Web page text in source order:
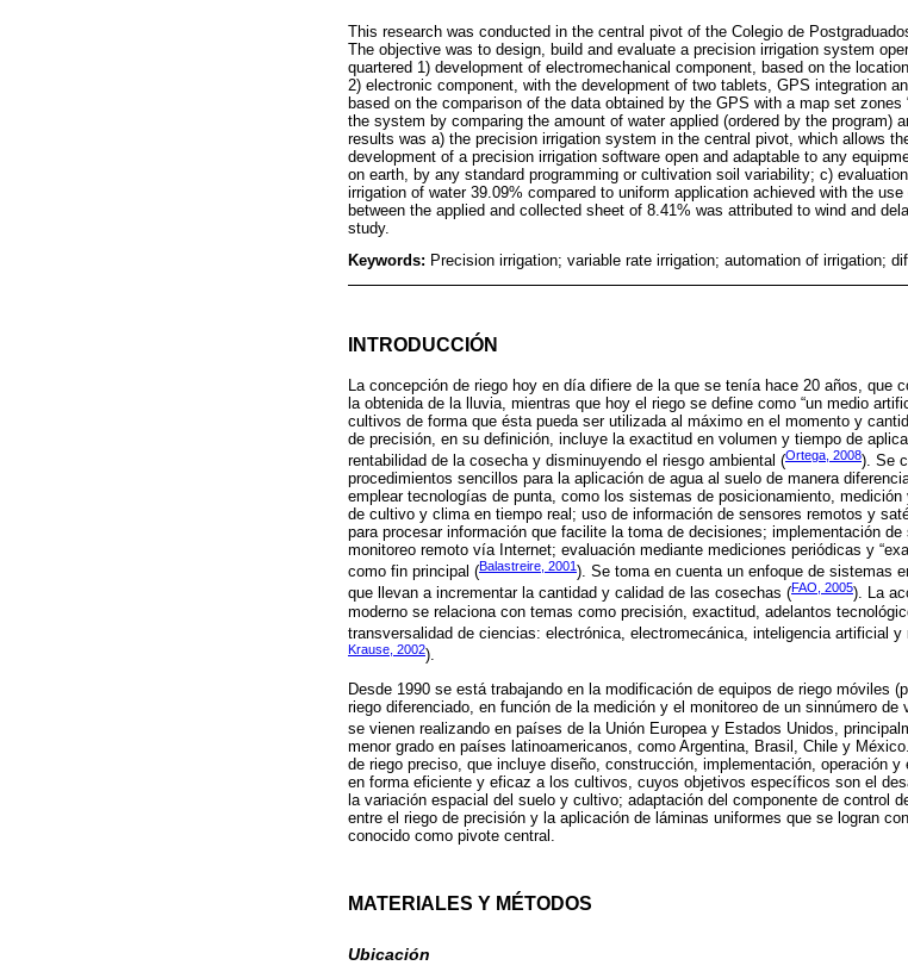
This research was conducted in the central pivot of the Colegio de
The objective was to design, build and evaluate a precision irrigation system
quartered 1) development of electromechanical component, based on the
2) electronic component, with the development of two tablets, GPS integration
based on the comparison of the data obtained by the GPS with a map set zones
the system by comparing the amount of water applied (ordered by the program)
results was a) the precision irrigation system in the central pivot, which allows
development of a precision irrigation software open and adaptable to any
on earth, by any standard programming or cultivation soil variability; c)
irrigation of water 39.09% compared to uniform application achieved with the
between the applied and collected sheet of 8.41% was attributed to wind and
study.
Keywords: Precision irrigation; variable rate irrigation; automation of irrigation;
INTRODUCCIÓN
La concepción de riego hoy en día difiere de la que se tenía hace 20 años, que
la obtenida de la lluvia, mientras que hoy el riego se define como “un medio
cultivos de forma que ésta pueda ser utilizada al máximo en el momento y
de precisión, en su definición, incluye la exactitud en volumen y tiempo de
rentabilidad de la cosecha y disminuyendo el riesgo ambiental (Ortega, 2008). Se
procedimientos sencillos para la aplicación de agua al suelo de manera
emplear tecnologías de punta, como los sistemas de posicionamiento,
de cultivo y clima en tiempo real; uso de información de sensores remotos y
para procesar información que facilite la toma de decisiones; implementación
monitoreo remoto vía Internet; evaluación mediante mediciones periódicas y
como fin principal (Balastreire, 2001). Se toma en cuenta un enfoque de sistemas
que llevan a incrementar la cantidad y calidad de las cosechas (FAO, 2005). La
moderno se relaciona con temas como precisión, exactitud, adelantos
transversalidad de ciencias: electrónica, electromecánica, inteligencia artificial y
Krause, 2002).
Desde 1990 se está trabajando en la modificación de equipos de riego móviles
riego diferenciado, en función de la medición y el monitoreo de un sinnúmero
se vienen realizando en países de la Unión Europea y Estados Unidos,
menor grado en países latinoamericanos, como Argentina, Brasil, Chile y
de riego preciso, que incluye diseño, construcción, implementación, operación
en forma eficiente y eficaz a los cultivos, cuyos objetivos específicos son el
la variación espacial del suelo y cultivo; adaptación del componente de control
entre el riego de precisión y la aplicación de láminas uniformes que se logran
conocido como pivote central.
MATERIALES Y MÉTODOS
Ubicación